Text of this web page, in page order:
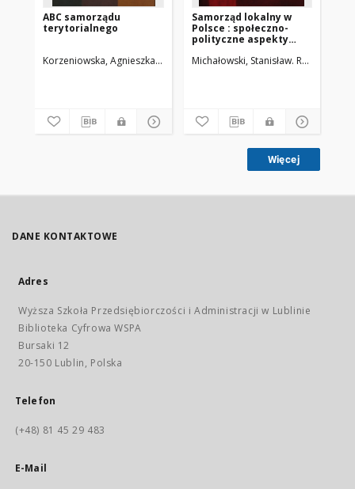
ABC samorządu
terytorialnego
Korzeniowska, Agnieszka. Red.
Samorząd lokalny w
Polsce : społeczno-
polityczne aspekty
Michałowski, Stanisław. Red.
Więcej
DANE KONTAKTOWE
Adres
Wyższa Szkoła Przedsiębiorczości i Administracji w Lublinie
Biblioteka Cyfrowa WSPA
Bursaki 12
20-150 Lublin, Polska
Telefon
(+48) 81 45 29 483
E-Mail